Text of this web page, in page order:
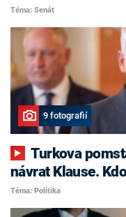
Téma: Senát
9 fotografií
Turkova pomsta, nekonfliktní Havlíček i
návrat Klause.
Téma: Politika